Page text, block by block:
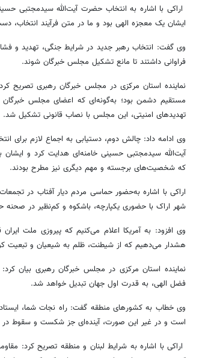
اراکی با اشاره به انتخاب حضرت آیت‌الله سیدمجتبی
ایشان یک معجزه الهی بود و ما در متن فرآیند
وی گفت: انتخاب رهبر جدید در شرایط جنگی، تهدید و
فراوانی داشتند تا مانع تشکیل مجلس خبرگان شوند.
نماینده استان مرکزی در مجلس خبرگان رهبری تصریح
مستقیم دشمن بود؛ به‌گونه‌ای که اعضای مجلس
تهدیدهای امنیتی، این مجلس با نصاب قانونی تشکیل شد.
وی ادامه داد: چالش دوم، دستیابی به اجماع لازم برای
آیت‌الله سیدمجتبی حسینی خامنه‌ای هدایت کرد و ایشان
که شخصیت‌های برجسته و مهم دیگری نیز مطرح بودند.
اراکی با اشاره به‌حضور حماسی مردم دیار آفتاب در
شهر اراک با حضوری یکپارچه، باشکوه و کم‌نظیر در صحنه
وی افزود: به آمریکا اعلام می‌کنیم که پیروزی ملت
هشدار می‌دهیم که از شیطنت، ظلم به شیعیان و تبعیت
نماینده استان مرکزی در مجلس خبرگان رهبری بیان
فضل الهی، به قدرت اول جهان تبدیل خواهد شد.
وی خطاب به کشورهای منطقه گفت: راه نجات شما،
است و در غیر این صورت، آینده‌ای جز شکست و سقوط در
اراکی با اشاره به شرایط لبنان و منطقه تصریح کرد: